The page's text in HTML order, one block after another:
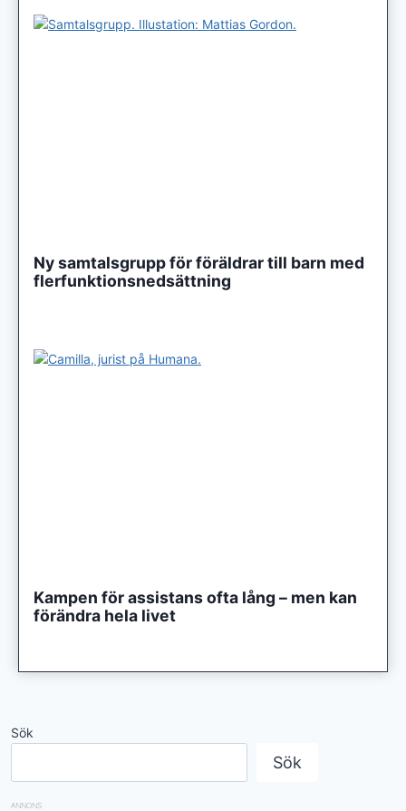
Ny samtalsgrupp för föräldrar till barn med
flerfunktionsnedsättning
Kampen för assistans ofta lång – men kan
förändra hela livet
Sök
Sök
ANNONS